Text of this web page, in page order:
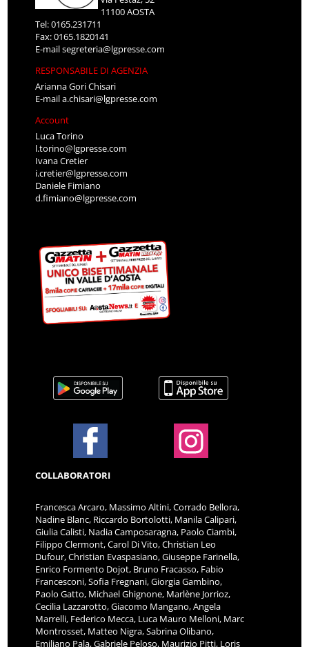
11100 AOSTA
Tel: 0165.231711
Fax: 0165.1820141
E-mailsegreteria@lgpresse.com
RESPONSABILE DI AGENZIA
Arianna Gori Chisari
E-maila.chisari@lgpresse.com
Account
Luca Torino
l.torino@lgpresse.com
Ivana Cretier
i.cretier@lgpresse.com
Daniele Fimiano
d.fimiano@lgpresse.com
COLLABORATORI
Francesca Arcaro, Massimo Altini, Corrado Bellora,
Nadine Blanc, Riccardo Bortolotti, Manila Calipari,
Giulia Calisti, Nadia Camposaragna, Paolo Ciambi,
Filippo Clermont, Carol Di Vito, Christian Leo
Dufour, Christian Evaspasiano, Giuseppe Farinella,
Enrico Formento Dojot, Bruno Fracasso, Fabio
Francesconi, Sofia Fregnani, Giorgia Gambino,
Paolo Gatto, Michael Ghignone, Marlène Jorrioz,
Cecilia Lazzarotto, Giacomo Mangano, Angela
Marrelli, Federico Mecca, Luca Mauro Melloni, Marc
Montrosset, Matteo Nigra, Sabrina Olibano,
Emiliano Pala, Gabriele Peloso, Maurizio Pitti, Loris